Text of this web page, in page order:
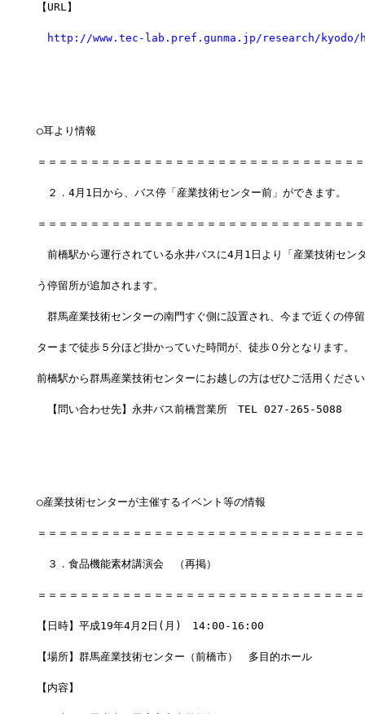
【URL】
http://www.tec-lab.pref.gunma.jp/research/kyodo/
○耳より情報
＝＝＝＝＝＝＝＝＝＝＝＝＝＝＝＝＝＝＝＝＝＝＝＝＝＝＝＝＝＝
２．4月1日から、バス停「産業技術センター前」ができます。
＝＝＝＝＝＝＝＝＝＝＝＝＝＝＝＝＝＝＝＝＝＝＝＝＝＝＝＝＝＝
前橋駅から運行されている永井バスに4月1日より「産業技術セン
う停留所が追加されます。
群馬産業技術センターの南門すぐ側に設置され、今まで近くの停
ターまで徒歩５分ほど掛かっていた時間が、徒歩０分となります。
前橋駅から群馬産業技術センターにお越しの方はぜひご活用くださ
【問い合わせ先】永井バス前橋営業所　TEL 027-265-5088
○産業技術センターが主催するイベント等の情報
＝＝＝＝＝＝＝＝＝＝＝＝＝＝＝＝＝＝＝＝＝＝＝＝＝＝＝＝＝＝
３．食品機能素材講演会　（再掲）
＝＝＝＝＝＝＝＝＝＝＝＝＝＝＝＝＝＝＝＝＝＝＝＝＝＝＝＝＝＝
【日時】平成19年4月2日(月)　14:00-16:00
【場所】群馬産業技術センター（前橋市）　多目的ホール
【内容】